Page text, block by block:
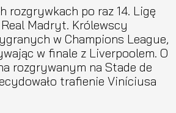
rozgrywkach po raz 14. Ligę
Madryt. Królewscy
w Champions League,
w finale z Liverpoolem. O
rozgrywanym na Stade de
trafienie Viníciusa